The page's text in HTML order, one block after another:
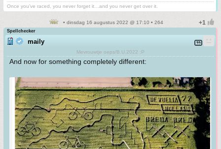
Once you’ve raced, you never forget it…and you never get over it.
• dinsdag 16 augustus 2022 @ 17:10 • 264
Spellchecker
maily
Mevrouwtje oeps/B.U.2022 :P
And now for something completely different: